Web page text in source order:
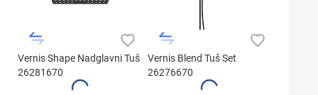
Vernis Shape Nadglavni Tuš
26281670
Vernis Blend Tuš Set
26276670